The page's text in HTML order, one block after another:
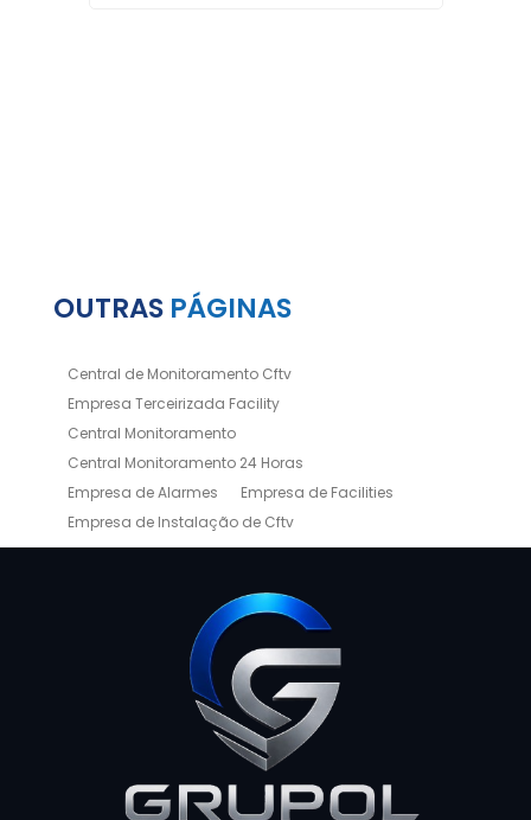
OUTRAS PÁGINAS
Central de Monitoramento Cftv
Empresa Terceirizada Facility
Central Monitoramento
Central Monitoramento 24 Horas
Empresa de Alarmes
Empresa de Facilities
Empresa de Instalação de Cftv
Empresa de Limpeza e Portaria
Empresas de Monitoramento Cftv
Facility Terceirização
Instalação de Cercas Elétricas Residenciais
Monitoramento de Alarme 24 Horas
Portaria Inteligente
Portaria Remota para Condomínios